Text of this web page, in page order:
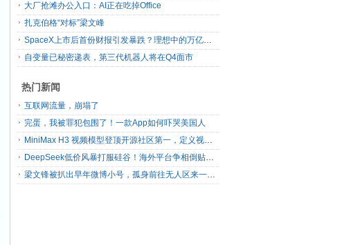
大厂抢滩办公入口：AI正在吃掉Office
扎克伯格“对标”梁文峰
SpaceX上市后首份财报引发暴跌？理想中的万亿营收太空AI公司，正在靠地面AI云挣钱
自变量已秘密递表，第三代机器人将在Q4面市
热门新闻
互联网流量，崩塌了
完蛋，我被罪犯包围了！一款App如何吓哭美国人
MiniMax H3 视频模型登顶开源社区第一，定义视频模型领域“斩杀线”
DeepSeek低价风暴打服硅谷！海外平台争相倒贴V4 Flash
梁文锋被扒出早年微博小号，孤身前往无人区来一场相当 deep 的 seek 旅行